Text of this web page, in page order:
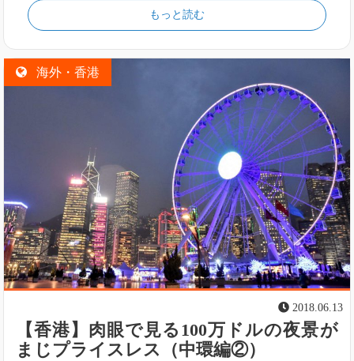
もっと読む
海外・香港
2018.06.13
【香港】肉眼で見る100万ドルの夜景が
まじプライスレス（中環編②）